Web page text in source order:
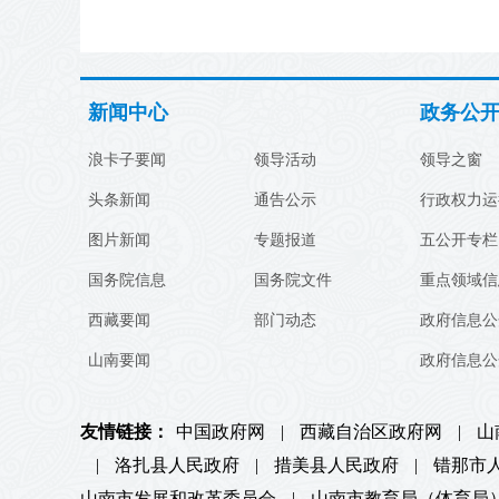
新闻中心
浪卡子要闻
头条新闻
图片新闻
国务院信息
西藏要闻
山南要闻
领导活动
通告公示
专题报道
国务院文件
部门动态
政务公开
领导之窗
行政权力
五公开专栏
重点领域
政府信息
政府信息
友情链接： 中国政府网 | 西藏自治区政府网 |
山
|
洛扎县人民政府 | 措美县人民政府 |
错那市